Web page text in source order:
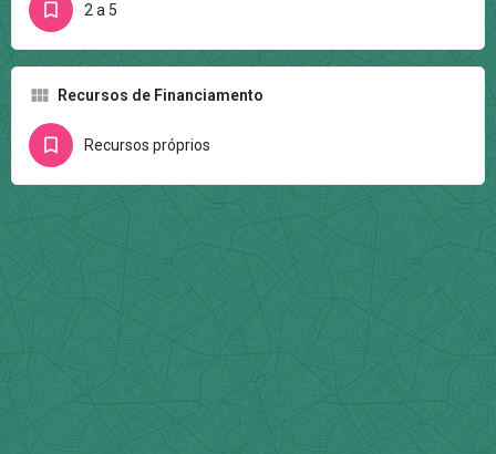
2 a 5
Recursos de Financiamento
Recursos próprios